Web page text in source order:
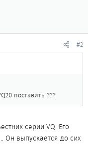
#2
поставить ???
серии VQ. Его
Он выпускается до сих